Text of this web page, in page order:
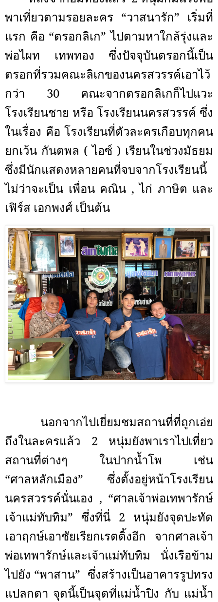
พาเที่ยวตามรอยละคร “วาสนารัก” เริ่มที่
แรก คือ “ตรอกลิเก” ไปตามหาใกล้รุ่งและ
พ่อไผท เทพทอง ซึ่งปัจจุบันตรอกนี้เป็น
ตรอกที่รวมคณะลิเกของนครสวรรค์เอาไว้
กว่า 30 คณะจากตรอกลิเกก็ไปแวะ
โรงเรียนชาย หรือ โรงเรียนนครสวรรค์ ซึ่ง
ในเรื่อง คือ โรงเรียนที่ตัวละครเกือบทุกคน
ยกเว้น กันตพล ( ไอซ์ ) เรียนในช่วงมัธยม
ซึ่งมีนักแสดงหลายคนที่จบจากโรงเรียนนี้
ไม่ว่าจะเป็น เพื่อน คณิน ,ไก่ ภาษิต และ
เฟิร์ส เอกพงศ์ เป็นต้น
นอกจากไปเยี่ยมชมสถานที่ที่ถูกเอ่ย
ถึงในละครแล้ว 2 หนุ่มยังพาเราไปเที่ยว
สถานที่ต่างๆ ในปากน้ำโพ เช่น
“ศาลหลักเมือง” ซึ่งตั้งอยู่หน้าโรงเรียน
นครสวรรค์นั่นเอง , “ศาลเจ้าพ่อเทพารักษ์
เจ้าแม่ทับทิม” ซึ่งที่นี่ 2 หนุ่มยังจุดปะทัด
เอาฤกษ์เอาชัยเรียกเรตติ้งอีก
จากศาลเจ้า
พ่อเทพารักษ์และเจ้าแม่ทับทิม นั่งเรือข้าม
ไปยัง “พาสาน” ซึ่งสร้างเป็นอาคารรูปทรง
แปลกตา จุดนี้เป็นจุดที่แม่น้ำปิง กับ แม่น้ำ